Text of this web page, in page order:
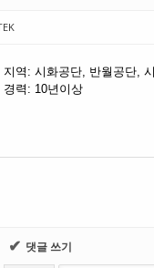
지역: 시화공단, 반월공단,
경력: 10년이상
✔ 댓글 쓰기